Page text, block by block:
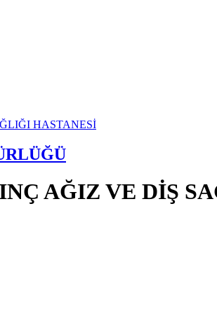
AĞIZ VE DİŞ